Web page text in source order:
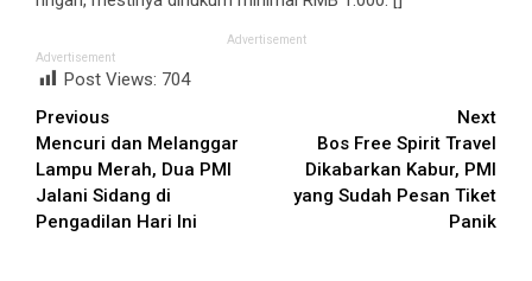
Advertisement
Advertisement
Post Views: 704
Continue
Reading
Previous
Mencuri dan Melanggar
Lampu Merah, Dua PMI
Jalani Sidang di
Pengadilan Hari Ini
Next
Bos Free Spirit Travel
Dikabarkan Kabur, PMI
yang Sudah Pesan Tiket
Panik